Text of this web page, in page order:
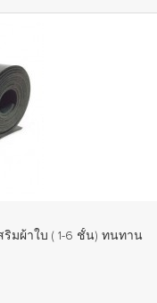
ริมผ้าใบ ( 1-6 ชั้น) ทนทาน